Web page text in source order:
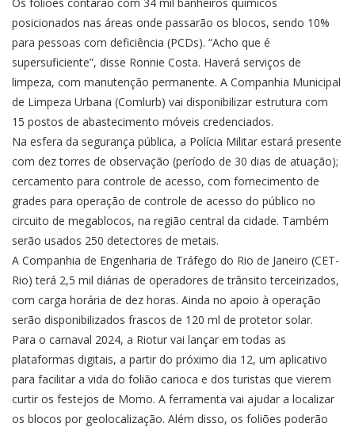
posicionados nas áreas onde passarão os blocos, sendo 10%
para pessoas com deficiência (PCDs). “Acho que é
supersuficiente”, disse Ronnie Costa. Haverá serviços de
limpeza, com manutenção permanente. A Companhia Municipal
de Limpeza Urbana (Comlurb) vai disponibilizar estrutura com
15 postos de abastecimento móveis credenciados.
Na esfera da segurança pública, a Polícia Militar estará presente
com dez torres de observação (período de 30 dias de atuação);
cercamento para controle de acesso, com fornecimento de
grades para operação de controle de acesso do público no
circuito de megablocos, na região central da cidade. Também
serão usados 250 detectores de metais.
A Companhia de Engenharia de Tráfego do Rio de Janeiro (CET-
Rio) terá 2,5 mil diárias de operadores de trânsito terceirizados,
com carga horária de dez horas. Ainda no apoio à operação
serão disponibilizados frascos de 120 ml de protetor solar.
Para o carnaval 2024, a Riotur vai lançar em todas as
plataformas digitais, a partir do próximo dia 12, um aplicativo
para facilitar a vida do folião carioca e dos turistas que vierem
curtir os festejos de Momo. A ferramenta vai ajudar a localizar
os blocos por geolocalização. Além disso, os foliões poderão